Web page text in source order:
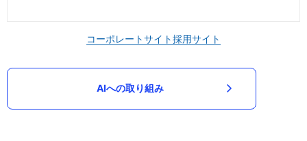
コーポレートサイト採用サイト
AIへの取り組み